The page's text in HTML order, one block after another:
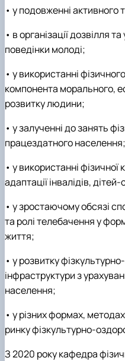
• у подовженні активного
• в організації дозвілля
поведінки молоді;
• у використанні
компонента морального,
розвитку людини;
• у залученні до занять
працездатного населення;
• у використанні фізичної
адаптації інвалідів, дітей-
• у зростаючому обсязі
та ролі телебачення у
життя;
• у розвитку
інфраструктури з
населення;
• у різних формах,
ринку фізкультурно-
З 2020 року кафедра